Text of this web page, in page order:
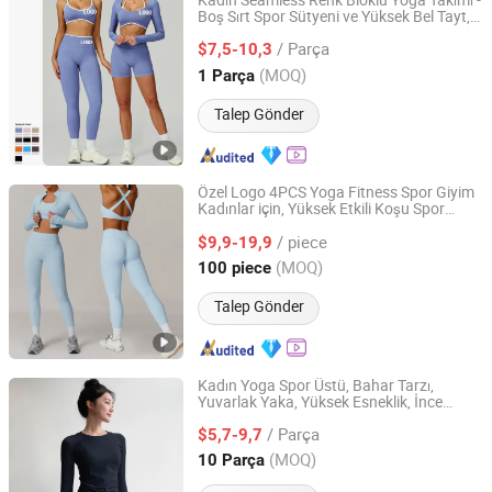
Boş Sırt Spor Sütyeni ve Yüksek Bel Tayt, 2
Açık Hava Fitness'ı için
$7,5-10,3 / Parça
1 Parça (MOQ)
Talep Gönder
Efirsty Enterprise (Anhui) Co., Ltd.
Anhui, China Fiyat 2022
Özel Logo 4PCS Yoga Fitness Spor Giyim
Kadınlar için, Yüksek Etkili Koşu Spor
Ceketleri + Şok Geçirmez Yüksek Bel
Bisiklet Şortları + Taytlar
$9,9-19,9 / piece
100 piece (MOQ)
Talep Gönder
Dongguan Ume Trade Co., Ltd.
Guangdong, China Fiyat 2023
Kadın Yoga Spor Üstü, Bahar Tarzı,
Yuvarlak Yaka, Yüksek Esneklik, İnce
Koşu Hızlı Kuruyan Fitness Kıyafeti
$5,7-9,7 / Parça
10 Parça (MOQ)
Shenzhen Ainville Electronics Co.,Ltd.
Guangdong, China Fiyat 2023